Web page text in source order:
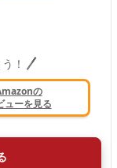
！
の
ューを見る